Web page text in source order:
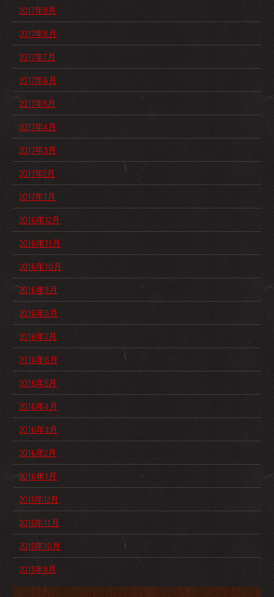
2017年9月
2017年8月
2017年7月
2017年6月
2017年5月
2017年4月
2017年3月
2017年2月
2017年1月
2016年12月
2016年11月
2016年10月
2016年9月
2016年8月
2016年7月
2016年6月
2016年5月
2016年4月
2016年3月
2016年2月
2016年1月
2015年12月
2015年11月
2015年10月
2015年9月